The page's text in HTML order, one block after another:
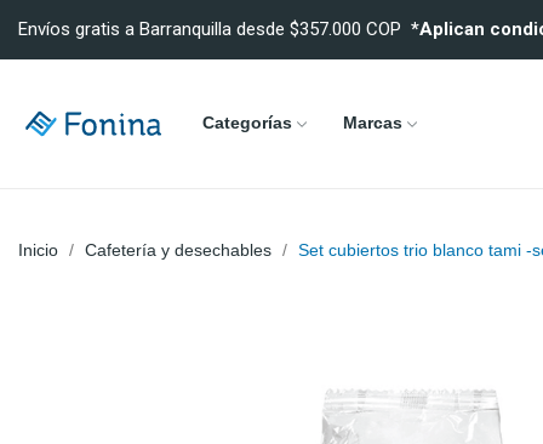
Envíos gratis a Barranquilla desde $357.000 COP *Aplican
Categorías Marcas
Inicio Cafetería y desechables Set cubiertos trio blanco tami -